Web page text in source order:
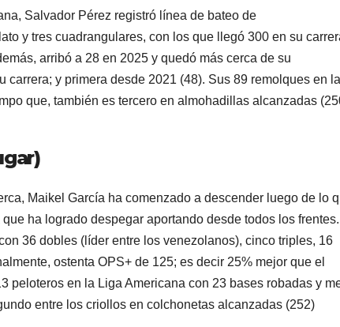
Salvador Pérez registró línea de bateo de
y tres cuadrangulares, con los que llegó 300 en su
arribó a 28 en 2025 y quedó más cerca de su
y primera desde 2021 (48). Sus 89 remolques en la
que, también es tercero en almohadillas alcanzadas
Maikel García ha comenzado a descender luego de lo
ha logrado despegar aportando desde todos los
36 dobles (líder entre los venezolanos), cinco triples, 16
ostenta OPS+ de 125; es decir 25% mejor que el
peloteros en la Liga Americana con 23 bases robadas y
entre los criollos en colchonetas alcanzadas (252)